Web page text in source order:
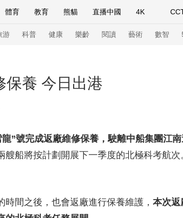
體育 教育 熊貓 直播中國 4K
妙語 熱解讀 天天學習
主持人 下載央視影音
游 科普 健康 樂齡 閱讀 藝術 數智
習式妙語 央視快評 央視網評 光華銳評
道 VR/AR 4K專區 全景新聞
奧會 CBA NBA 中超 國足 國際足球
保養 今日出港
”號完成返廠維修保養，駛離中船集團江
艘船將按計劃開展下一季度的北極科考航次
間之後，也會返廠進行保養維護， 本次返